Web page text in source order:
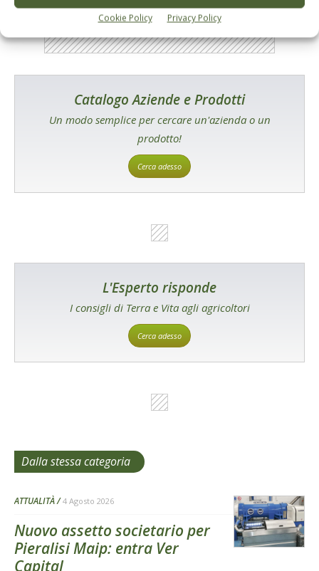
Cookie Policy Privacy Policy
Catalogo Aziende e Prodotti
Un modo semplice per cercare un'azienda o un
prodotto!
Cerca adesso
L'Esperto risponde
I consigli di Terra e Vita agli agricoltori
Cerca adesso
Dalla stessa categoria
ATTUALITÀ 4 Agosto 2026
Nuovo assetto societario per
Pieralisi Maip: entra Ver
Capital